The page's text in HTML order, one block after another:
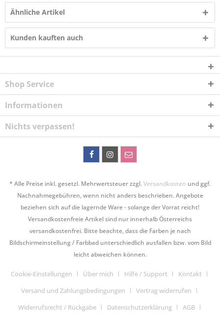
Ähnliche Artikel
Kunden kauften auch
Shop Service
Informationen
Nichts verpassen!
* Alle Preise inkl. gesetzl. Mehrwertsteuer zzgl.Versandkosten und ggf.
Nachnahmegebühren, wenn nicht anders beschrieben. Angebote
beziehen sich auf die lagernde Ware - solange der Vorrat reicht!
Versandkostenfreie Artikel sind nur innerhalb Österreichs
versandkostenfrei. Bitte beachte, dass die Farben je nach
Bildschirmeinstellung / Farbbad unterschiedlich ausfallen bzw. vom Bild
leicht abweichen können.
Cookie-Einstellungen Über mich Hilfe / Support
Kontakt
Versand und Zahlungsbedingungen
Vertrag widerrufen
Widerrufsrecht / Rückgabe
Datenschutzerklärung
AGB